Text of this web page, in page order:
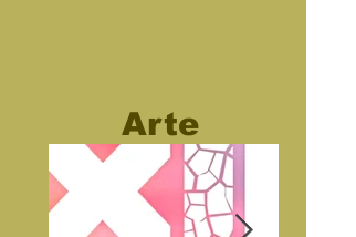
Arte